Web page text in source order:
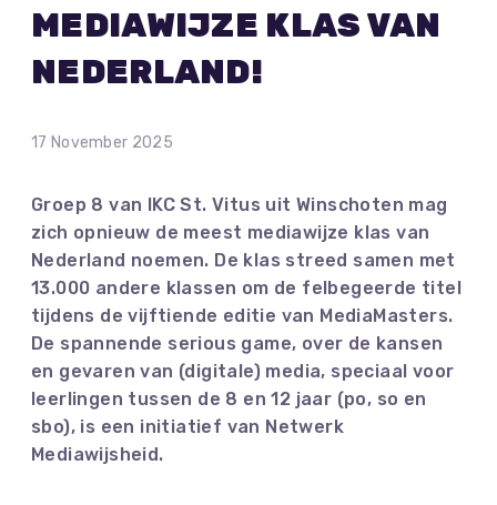
MEDIAWIJZE KLAS VAN
NEDERLAND!
17 November 2025
Groep 8 van IKC St. Vitus uit Winschoten mag
zich opnieuw de meest mediawijze klas van
Nederland noemen. De klas streed samen met
13.000 andere klassen om de felbegeerde titel
tijdens de vijftiende editie van MediaMasters.
De spannende serious game, over de kansen
en gevaren van (digitale) media, speciaal voor
leerlingen tussen de 8 en 12 jaar (po, so en
sbo), is een initiatief van Netwerk
Mediawijsheid.